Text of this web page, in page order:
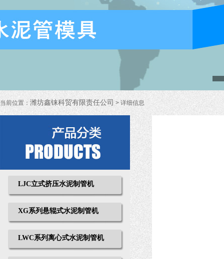
当前位置： 潍坊鑫铼科贸有限责任公司 > 详细信息
LJC立式挤压水泥制管机
XG系列悬辊式水泥制管机
LWC系列离心式水泥制管机